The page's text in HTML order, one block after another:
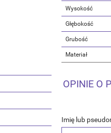
Wysokość
Głębokość
Grubość
Materiał
OPINIE O
Imię lub